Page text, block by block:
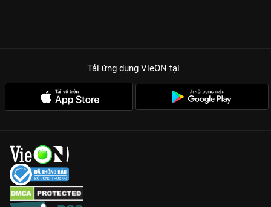
Tải ứng dụng VieON tại